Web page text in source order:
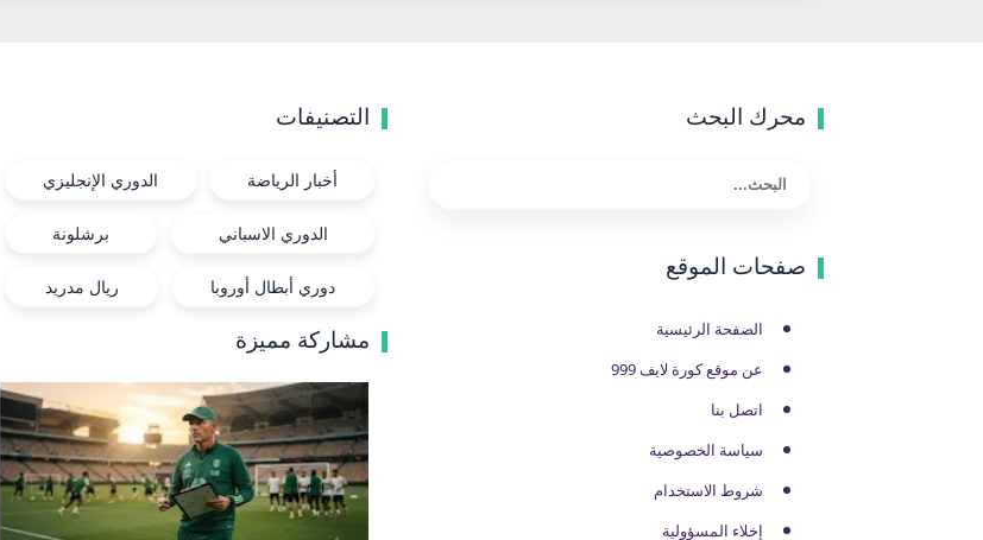
محرك البحث
صفحات الموقع
الصفحة الرئيسية
عن موقع كورة لايف 999
اتصل بنا
سياسة الخصوصية
شروط الاستخدام
إخلاء المسؤولية
التصنيفات
أخبار الرياضة الدوري الإنجليزي
الدوري الاسباني برشلونة
دوري أبطال أوروبا ريال مدريد
مشاركة مميزة